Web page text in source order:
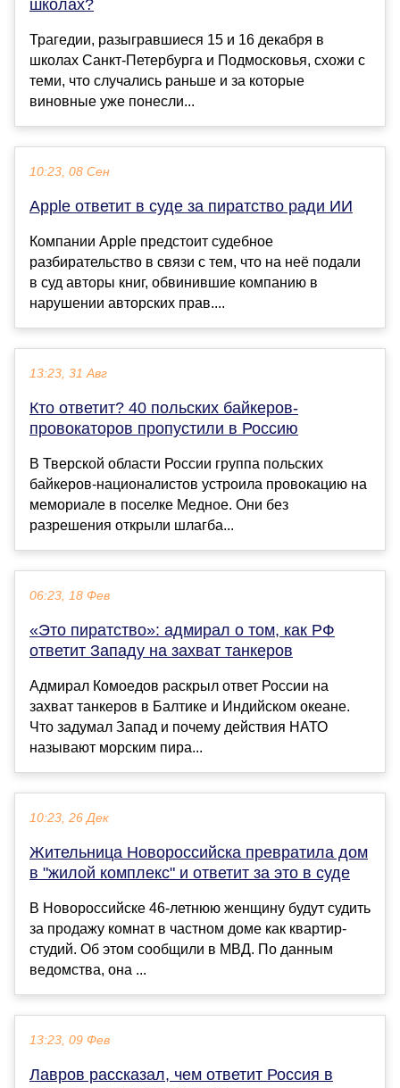
школах?
Трагедии, разыгравшиеся 15 и 16 декабря в
школах Санкт-Петербурга и Подмосковья, схожи с
теми, что случались раньше и за которые
виновные уже понесли...
10:23, 08 Сен
Apple ответит в суде за пиратство ради ИИ
Компании Apple предстоит судебное
разбирательство в связи с тем, что на неё подали
в суд авторы книг, обвинившие компанию в
нарушении авторских прав....
13:23, 31 Авг
Кто ответит? 40 польских байкеров-
провокаторов пропустили в Россию
В Тверской области России группа польских
байкеров-националистов устроила провокацию на
мемориале в поселке Медное. Они без
разрешения открыли шлагба...
06:23, 18 Фев
«Это пиратство»: адмирал о том, как РФ
ответит Западу на захват танкеров
Адмирал Комоедов раскрыл ответ России на
захват танкеров в Балтике и Индийском океане.
Что задумал Запад и почему действия НАТО
называют морским пира...
10:23, 26 Дек
Жительница Новороссийска превратила дом
в "жилой комплекс" и ответит за это в суде
В Новороссийске 46-летнюю женщину будут судить
за продажу комнат в частном доме как квартир-
студий. Об этом сообщили в МВД. По данным
ведомства, она ...
13:23, 09 Фев
Лавров рассказал, чем ответит Россия в